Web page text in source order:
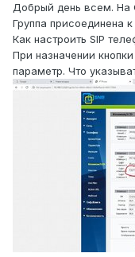
Добрый день всем. На
Группа присоединена
Как настроить SIP
При назначении
параметр. Что